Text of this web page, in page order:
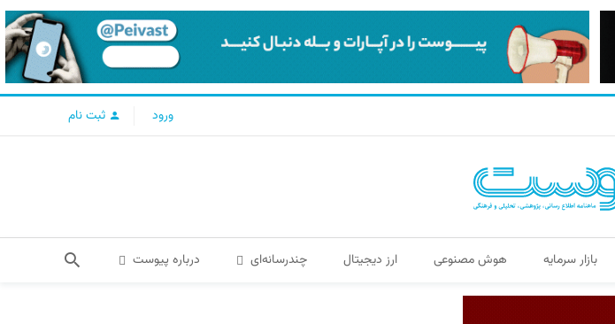
ورود ثبت نام
بازار سرمایه هوش مصنوعی ارز دیجیتال چندرسانه‌ای درباره پیوست